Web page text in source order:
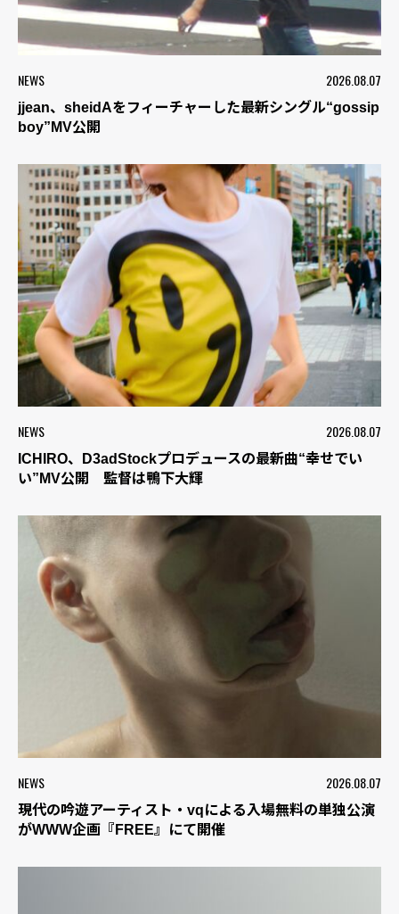
NEWS 2026.08.07
jjean、sheidAをフィーチャーした最新シングル“gossip
boy”MV公開
NEWS 2026.08.07
ICHIRO、D3adStockプロデュースの最新曲“幸せでい
い”MV公開 監督は鴨下大輝
NEWS 2026.08.07
現代の吟遊アーティスト・vqによる入場無料の単独公演
がWWW企画『FREE』にて開催